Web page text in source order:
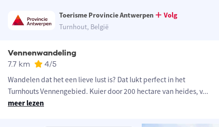
Toerisme Provincie Antwerpen
Volg
Turnhout, België
Vennenwandeling
7.7 km 4/5
Wandelen dat het een lieve lust is? Dat lukt perfect in het
Turnhouts Vennengebied. Kuier door 200 hectare van heides, v...
meer lezen